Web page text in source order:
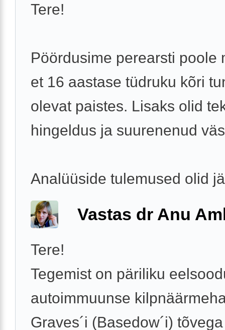
Tere!
Pöördusime perearsti poole
et 16 aastase tüdruku kõri
olevat paistes. Lisaks olid
hingeldus ja suurenenud
Analüüside tulemused olid
Vastas dr Anu
Tere!
Tegemist on päriliku
autoimmuunse
Graves´i (Basedow´i)